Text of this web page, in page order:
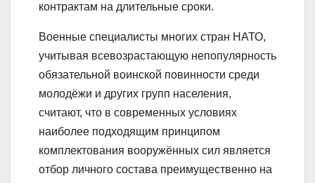
контрактам на длительные сроки.
Военные специалисты многих стран НАТО,
учитывая всевозрастающую непопулярность
обязательной воинской повинности среди
молодёжи и других групп населения,
считают, что в современных условиях
наиболее подходящим принципом
комплектования вооружённых сил является
отбор личного состава преимущественно на